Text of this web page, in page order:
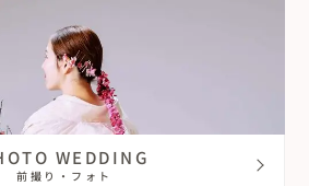
WEDDING
前撮り・フォト